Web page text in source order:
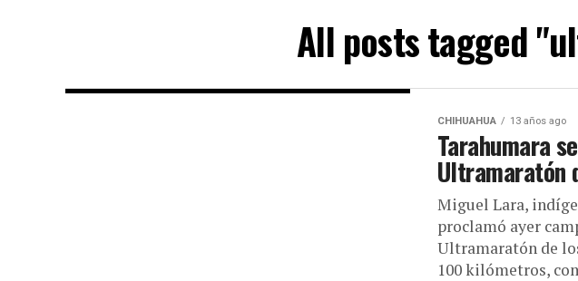
All posts tagged
CHIHUAHUA 13 años ago
Tarahumara
Ultramaratón
Miguel Lara,
proclamó ayer
Ultramaratón de
100 kilómetros,